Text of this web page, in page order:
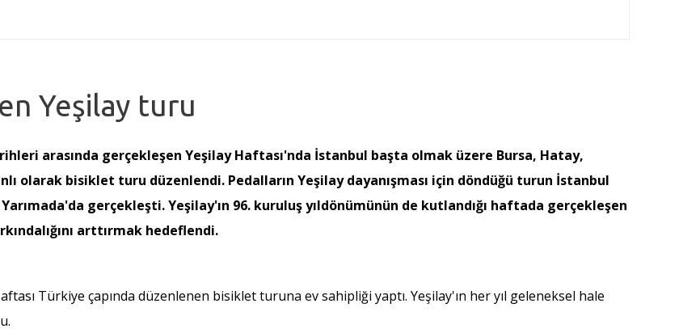
Yeşilay turu
arasında gerçekleşen Yeşilay Haftası'nda İstanbul başta olmak üzere Bursa, Hatay,
olarak bisiklet turu düzenlendi. Pedalların Yeşilay dayanışması için döndüğü turun İstanbul
gerçekleşti. Yeşilay'ın 96. kuruluş yıldönümünün de kutlandığı haftada gerçekleşen
arttırmak hedeflendi.
Türkiye çapında düzenlenen bisiklet turuna ev sahipliği yaptı. Yeşilay'ın her yıl geleneksel hale